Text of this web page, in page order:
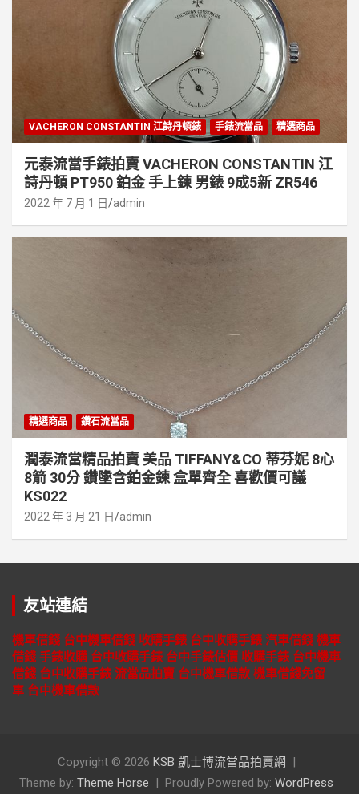
VACHERON CONSTANTIN 江詩丹頓錶 手錶流當品 精選商品
元泰流當手錶拍賣 VACHERON CONSTANTIN 江
詩丹頓 PT950 鉑金 手上鍊 男錶 9成5新 ZR546
2022 年 7 月 1 日 admin
精選商品 鑽石流當品
潤泰流當精品拍賣 美品 TIFFANY&CO 蒂芬妮 8心
8箭 30分 鑽墬含鉑金鍊 盒單齊全 喜歡價可議
KS022
2022 年 3 月 21 日 admin
友站連結
機車借錢 台中機車借錢 收購手錶 台中收購手錶 汽車借錢 機車
借錢 手錶收購 台中收購手錶 台中手錶估價 收購手錶 台中機車
借錢 台中收購手錶 流當品拍賣 台中機車借款 機車借錢免留
車 台中機車借款
Copyright © 2026 KSB 凱士博流當品拍賣網
Theme by: Theme Horse Proudly Powered by: WordPress